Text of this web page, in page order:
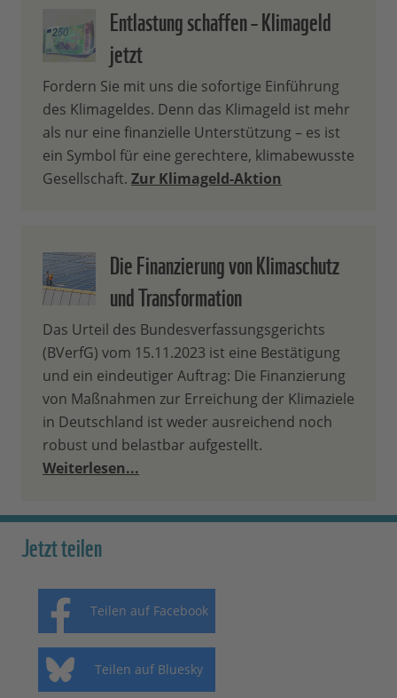
Entlastung schaffen – Klimageld
jetzt
Fordern Sie mit uns die sofortige Einführung
des Klimageldes. Denn das Klimageld ist mehr
als nur eine finanzielle Unterstützung – es ist
ein Symbol für eine gerechtere, klimabewusste
Gesellschaft. Zur Klimageld-Aktion
Die Finanzierung von Klimaschutz
und Transformation
Das Urteil des Bundesverfassungsgerichts
(BVerfG) vom 15.11.2023 ist eine Bestätigung
und ein eindeutiger Auftrag: Die Finanzierung
von Maßnahmen zur Erreichung der Klimaziele
in Deutschland ist weder ausreichend noch
robust und belastbar aufgestellt.
Weiterlesen...
Jetzt teilen
Teilen auf Facebook
Teilen auf Bluesky